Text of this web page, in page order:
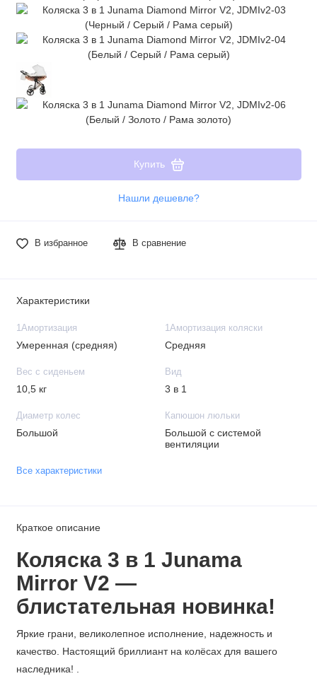
Купить
Нашли дешевле?
В избранное В сравнение
Характеристики
1Амортизация
Умеренная (средняя)
1Амортизация коляски
Средняя
Вес с сиденьем
10,5 кг
Вид
3 в 1
Диаметр колес
Большой
Капюшон люльки
Большой с системой
вентиляции
Все характеристики
Краткое описание
Коляска 3 в 1 Junama
Mirror V2 —
блистательная новинка!
Яркие грани, великолепное исполнение, надежность и
качество. Настоящий бриллиант на колёсах для вашего
наследника! .